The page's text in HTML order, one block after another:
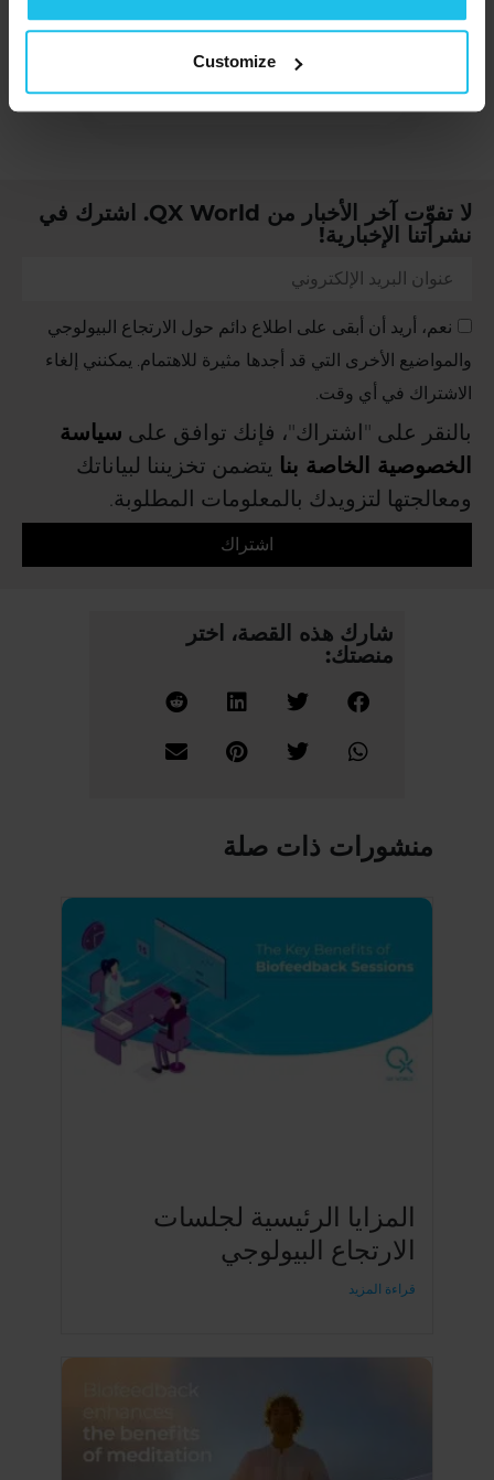
Customize نُشر على نوفمبر 12، 2024
لا تفوّت آخر الأخبار من QX World. اشترك في
نشراتنا الإخبارية!
نعم، أريد أن أبقى على اطلاع دائم حول الارتجاع البيولوجي
والمواضيع الأخرى التي قد أجدها مثيرة للاهتمام. يمكنني إلغاء
الاشتراك في أي وقت.
بالنقر على "اشتراك"، فإنك توافق على سياسة
الخصوصية الخاصة بنا يتضمن تخزيننا لبياناتك
ومعالجتها لتزويدك بالمعلومات المطلوبة.
اشتراك
شارك هذه القصة، اختر
منصتك:
منشورات ذات صلة
المزايا الرئيسية لجلسات
الارتجاع البيولوجي
قراءة المزيد